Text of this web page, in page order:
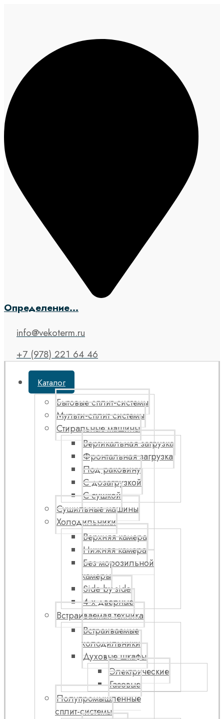
Определение...
info@vekoterm.ru
+7 (978) 221 64 46
Каталог
Бытовые сплит-системы
Мульти-сплит системы
Стиральные машины
Вертикальная загрузка
Фронтальная загрузка
Под раковину
С дозагрузкой
С сушкой
Сушильные машины
Холодильники
Верхняя камера
Нижняя камера
Без морозильной
камеры
Side by side
4-х дверные
Встраиваемая техника
Встраиваемые
холодильники
Духовые шкафы
Электрические
Газовые
Полупромышленные
сплит-системы